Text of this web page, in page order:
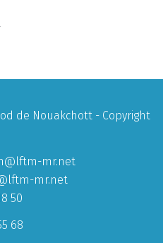
de Nouakchott - Copyright
mr.net
mr.net
50
68